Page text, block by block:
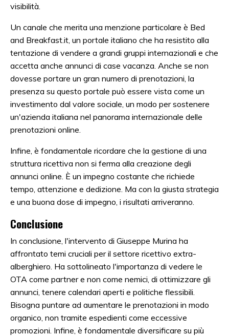
visibilità.
Un canale che merita una menzione particolare è Bed
and Breakfast.it, un portale italiano che ha resistito alla
tentazione di vendere a grandi gruppi internazionali e che
accetta anche annunci di case vacanza. Anche se non
dovesse portare un gran numero di prenotazioni, la
presenza su questo portale può essere vista come un
investimento dal valore sociale, un modo per sostenere
un'azienda italiana nel panorama internazionale delle
prenotazioni online.
Infine, è fondamentale ricordare che la gestione di una
struttura ricettiva non si ferma alla creazione degli
annunci online. È un impegno costante che richiede
tempo, attenzione e dedizione. Ma con la giusta strategia
e una buona dose di impegno, i risultati arriveranno.
Conclusione
In conclusione, l'intervento di Giuseppe Murina ha
affrontato temi cruciali per il settore ricettivo extra-
alberghiero. Ha sottolineato l'importanza di vedere le
OTA come partner e non come nemici, di ottimizzare gli
annunci, tenere calendari aperti e politiche flessibili.
Bisogna puntare ad aumentare le prenotazioni in modo
organico, non tramite espedienti come eccessive
promozioni. Infine, è fondamentale diversificare su più